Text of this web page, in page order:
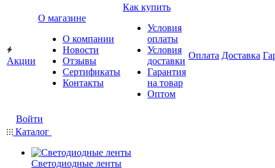
Акции
О магазине
О компании
Новости
Отзывы
Сертификаты
Контакты
Как купить
Условия
оплаты
Условия
доставки
Гарантия
на товар
Оптом
Оплата Доставка
Войти
Каталог
Светодиодные ленты